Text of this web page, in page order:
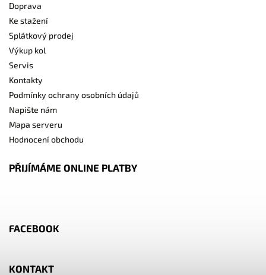
Doprava
Ke stažení
Splátkový prodej
Výkup kol
Servis
Kontakty
Podmínky ochrany osobních údajů
Napište nám
Mapa serveru
Hodnocení obchodu
PŘIJÍMÁME ONLINE PLATBY
FACEBOOK
KONTAKT